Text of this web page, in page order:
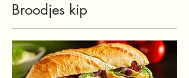
Broodjes kip